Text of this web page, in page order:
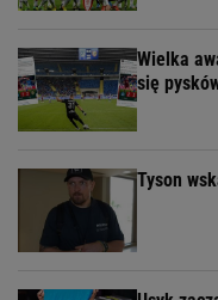
Wielka
się
Tyson